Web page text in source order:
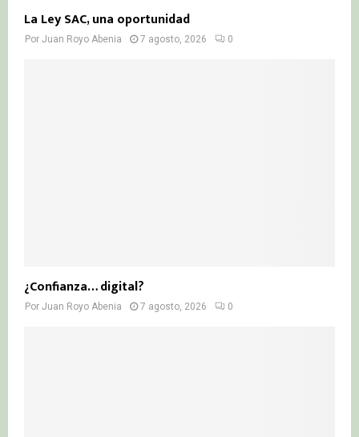
La Ley SAC, una oportunidad
Por Juan Royo Abenia 7 agosto, 2026 0
¿Confianza… digital?
Por Juan Royo Abenia 7 agosto, 2026 0